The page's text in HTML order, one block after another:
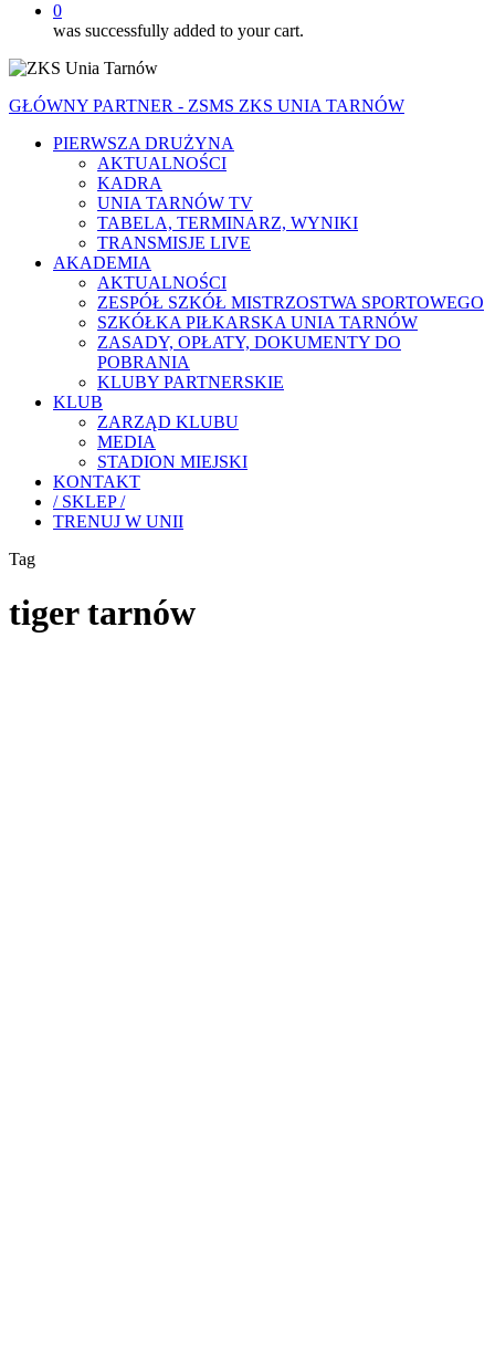
0
was successfully added to your cart.
GŁÓWNY PARTNER - ZSMS ZKS UNIA TARNÓW
PIERWSZA DRUŻYNA
AKTUALNOŚCI
KADRA
UNIA TARNÓW TV
TABELA, TERMINARZ, WYNIKI
TRANSMISJE LIVE
AKADEMIA
AKTUALNOŚCI
ZESPÓŁ SZKÓŁ MISTRZOSTWA SPORTOWEGO
SZKÓŁKA PIŁKARSKA UNIA TARNÓW
ZASADY, OPŁATY, DOKUMENTY DO
POBRANIA
KLUBY PARTNERSKIE
KLUB
ZARZĄD KLUBU
MEDIA
STADION MIEJSKI
KONTAKT
/ SKLEP /
TRENUJ W UNII
Tag
tiger tarnów